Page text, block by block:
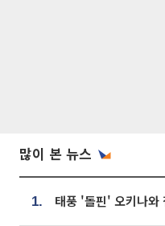
많이 본 뉴스
1.